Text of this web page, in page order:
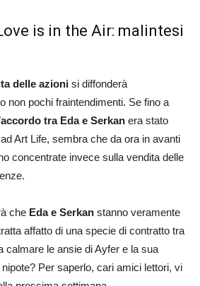
is in the Air: malintesi
delle azioni si diffonderà
non pochi fraintendimenti. Se fino a
accordo tra Eda e Serkan era stato
Art Life, sembra che da ora in avanti
concentrate invece sulla vendita delle
che Eda e Serkan stanno veramente
affatto di una specie di contratto tra
calmare le ansie di Ayfer e la sua
Per saperlo, cari amici lettori, vi